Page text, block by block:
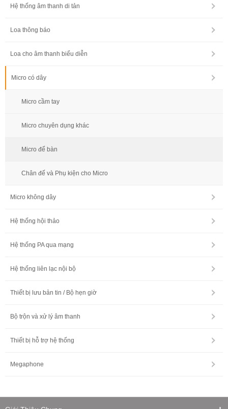
Hệ thống âm thanh di tản
Loa thông báo
Loa cho âm thanh biểu diễn
Micro có dây
Micro cầm tay
Micro chuyên dụng khác
Micro để bàn
Chân đế và Phụ kiện cho Micro
Micro không dây
Hệ thống hội thảo
Hệ thống PA qua mạng
Hệ thống liên lạc nội bộ
Thiết bị lưu bản tin / Bộ hẹn giờ
Bộ trộn và xử lý âm thanh
Thiết bị hỗ trợ hệ thống
Megaphone